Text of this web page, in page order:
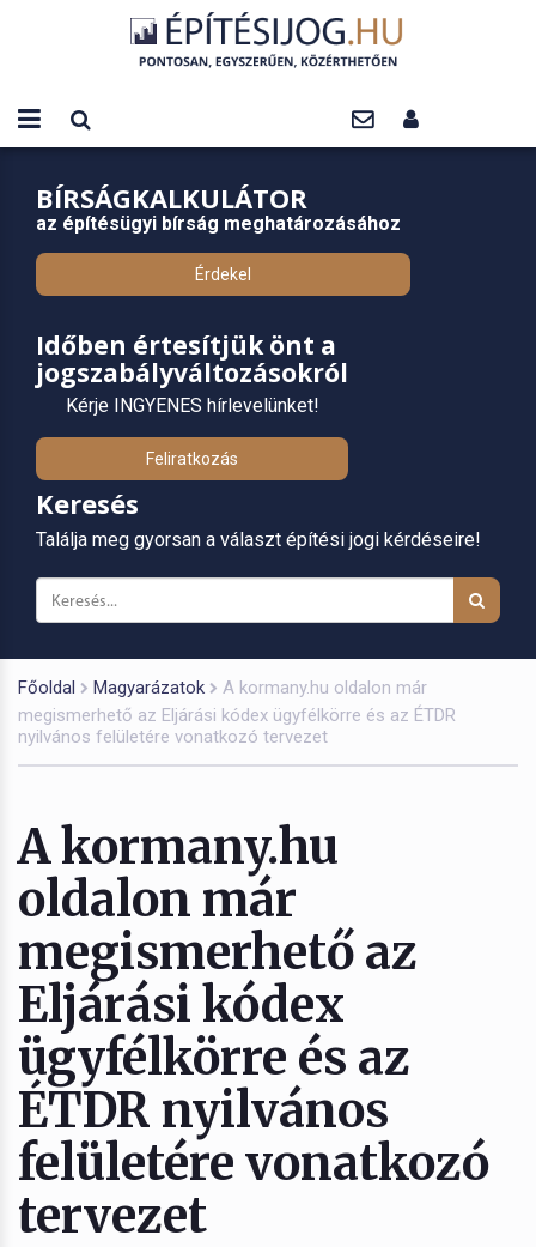
BÍRSÁGKALKULÁTOR
az építésügyi bírság meghatározásához
Érdekel
Időben értesítjük önt a
jogszabályváltozásokról
Kérje INGYENES hírlevelünket!
Feliratkozás
Keresés
Találja meg gyorsan a választ építési jogi kérdéseire!
Főoldal Magyarázatok
A kormany.hu oldalon már
megismerhető az Eljárási kódex ügyfélkörre és az ÉTDR
nyilvános felületére vonatkozó tervezet
A kormany.hu
oldalon már
megismerhető az
Eljárási kódex
ügyfélkörre és az
ÉTDR nyilvános
felületére vonatkozó
tervezet